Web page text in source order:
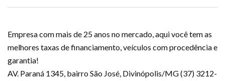
Empresa com mais de 25 anos no mercado, aqui você tem as
melhores taxas de financiamento, veículos com procedência e
garantia!
AV. Paraná 1345, bairro São José, Divinópolis/MG (37) 3212-